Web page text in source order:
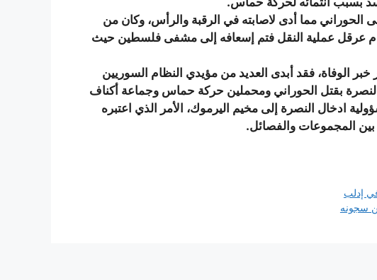
الحوراني مما أدى لاصابته في الرقبة والرأس، وكان من
عرقل عملية النقل فتم إسعافه إلى مشفى فلسطين حيث
الوفاة، فقد أبدى العديد من مؤيدي النظام السوريين
بقتل الحوراني ومحملين حركة حماس وجماعة أكناف
ادخال النصرة إلى مخيم اليرموك، الأمر الذي اعتبره
بين المجموعات والفصائل.
إدلب
سجونه